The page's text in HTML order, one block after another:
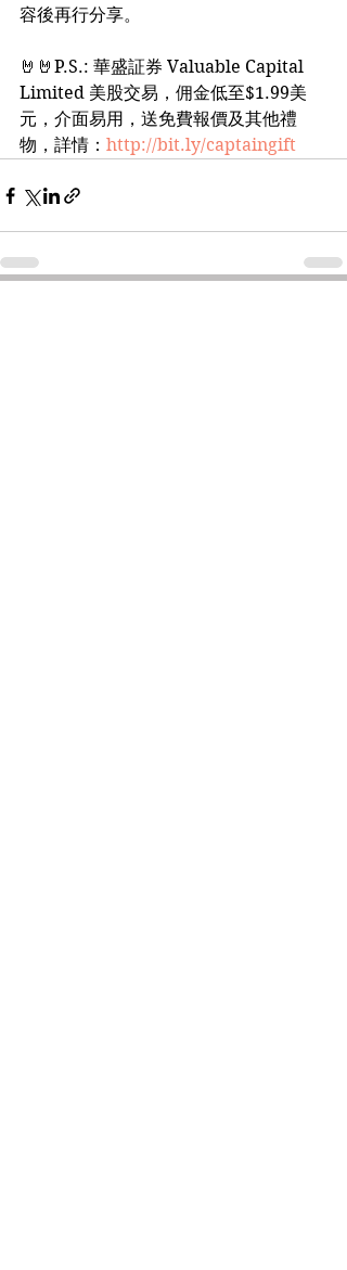
容後再行分享。
🤘🤘P.S.: 華盛証券 Valuable Capital
Limited 美股交易，佣金低至$1.99美
元，介面易用，送免費報價及其他禮
物，詳情： http://bit.ly/captaingift